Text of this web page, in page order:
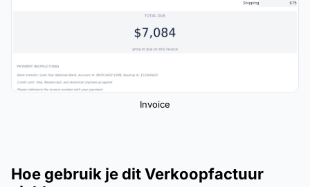
Invoice
Hoe gebruik je dit Verkoopfactuur